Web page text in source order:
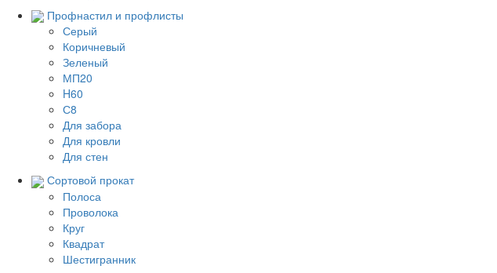
Профнастил и профлисты
Серый
Коричневый
Зеленый
МП20
H60
С8
Для забора
Для кровли
Для стен
Сортовой прокат
Полоса
Проволока
Круг
Квадрат
Шестигранник